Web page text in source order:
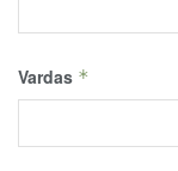
Vardas *